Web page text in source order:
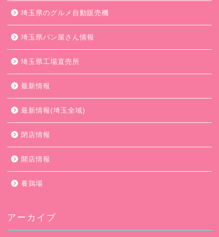
埼玉県のグルメ自動販売機
埼玉県パン屋さん情報
埼玉県工場直売所
最新情報
最新情報(埼玉全域)
閉店情報
開店情報
養鶏場
アーカイブ